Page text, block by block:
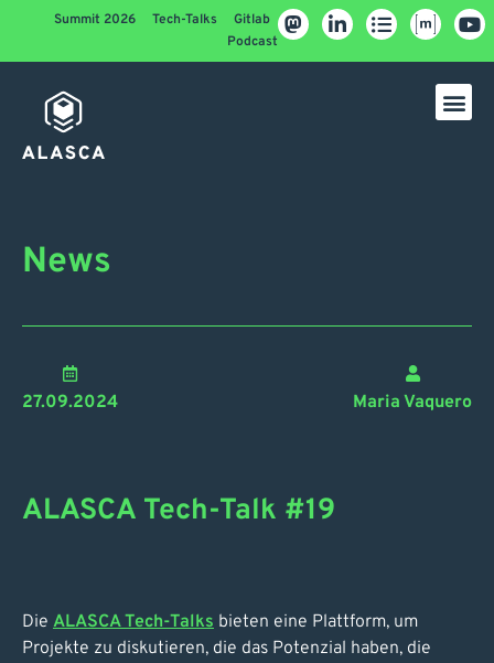
Summit 2026 Tech-Talks
Gitlab
Podcast
News
27.09.2024 Maria Vaquero
ALASCA Tech-Talk #19
Die ALASCA Tech-Talks bieten eine Plattform, um
Projekte zu diskutieren, die das Potenzial haben, die